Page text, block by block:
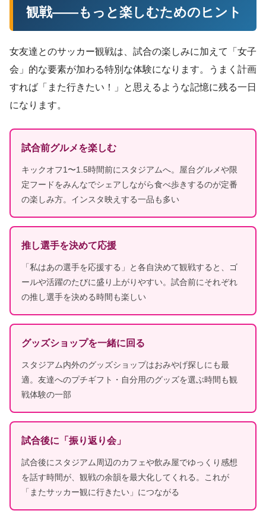
観戦——もっと楽しむためのヒント
女友達とのサッカー観戦は、試合の楽しみに加えて「女子
会」的な要素が加わる特別な体験になります。うまく計画
すれば「また行きたい！」と思えるような記憶に残る一日
になります。
試合前グルメを楽しむ
キックオフ1〜1.5時間前にスタジアムへ。屋台グルメや限
定フードをみんなでシェアしながら食べ歩きするのが定番
の楽しみ方。インスタ映えする一品も多い
推し選手を決めて応援
「私はあの選手を応援する」と各自決めて観戦すると、ゴ
ールや活躍のたびに盛り上がりやすい。試合前にそれぞれ
の推し選手を決める時間も楽しい
グッズショップを一緒に回る
スタジアム内外のグッズショップはおみやげ探しにも最
適。友達へのプチギフト・自分用のグッズを選ぶ時間も観
戦体験の一部
試合後に「振り返り会」
試合後にスタジアム周辺のカフェや飲み屋でゆっくり感想
を話す時間が、観戦の余韻を最大化してくれる。これが
「またサッカー観に行きたい」につながる